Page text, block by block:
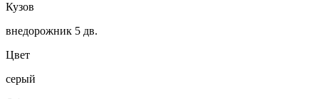
Кузов
внедорожник 5 дв.
Цвет
серый